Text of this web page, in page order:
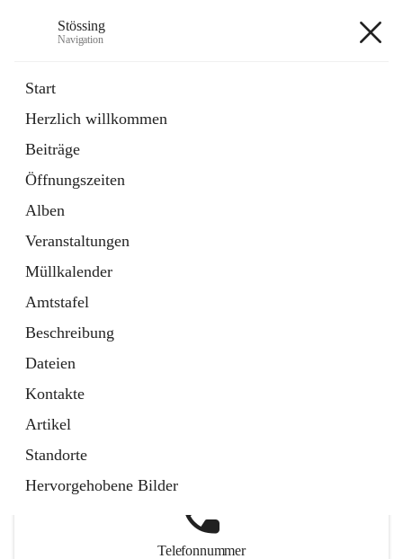
Stössing
Navigation
Start
Herzlich willkommen
Beiträge
Öffnungszeiten
Alben
Veranstaltungen
Müllkalender
Amtstafel
Beschreibung
Dateien
Kontakte
Artikel
Standorte
Hervorgehobene Bilder
Datei
in
Tab
Kindergarten
öffnet
in
neuem
Tab
Telefonnummer